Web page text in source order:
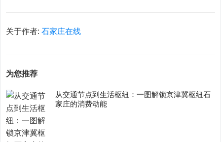
关于作者:石家庄在线
为您推荐
从交通节点到生活枢纽：一图解锁京津冀枢纽石
家庄的消费动能